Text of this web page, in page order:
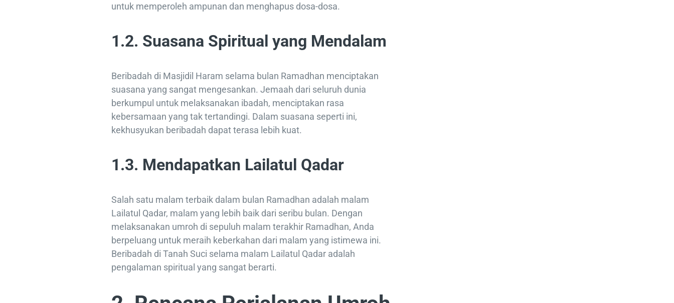
untuk memperoleh ampunan dan menghapus dosa-dosa.
1.2. Suasana Spiritual yang Mendalam
Beribadah di Masjidil Haram selama bulan Ramadhan menciptakan
suasana yang sangat mengesankan. Jemaah dari seluruh dunia
berkumpul untuk melaksanakan ibadah, menciptakan rasa
kebersamaan yang tak tertandingi. Dalam suasana seperti ini,
kekhusyukan beribadah dapat terasa lebih kuat.
1.3. Mendapatkan Lailatul Qadar
Salah satu malam terbaik dalam bulan Ramadhan adalah malam
Lailatul Qadar, malam yang lebih baik dari seribu bulan. Dengan
melaksanakan umroh di sepuluh malam terakhir Ramadhan, Anda
berpeluang untuk meraih keberkahan dari malam yang istimewa ini.
Beribadah di Tanah Suci selama malam Lailatul Qadar adalah
pengalaman spiritual yang sangat berarti.